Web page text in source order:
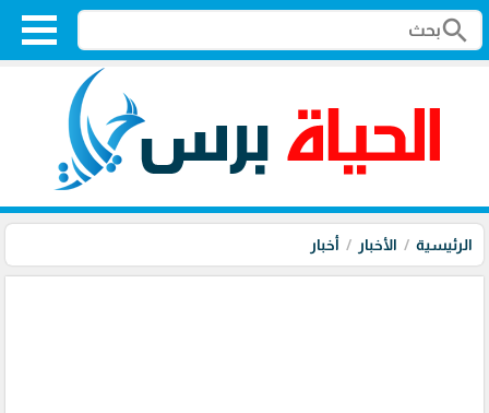
search
الرئيسية الأخبار أخبار